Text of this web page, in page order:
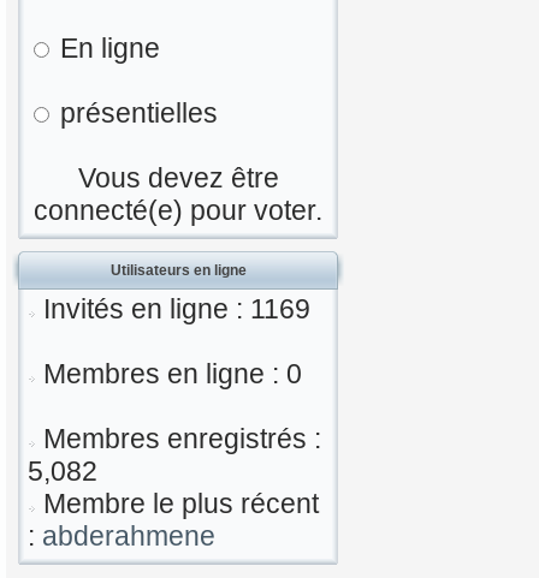
En ligne
présentielles
Vous devez être
connecté(e) pour voter.
Utilisateurs en ligne
Invités en ligne : 1169
Membres en ligne : 0
Membres enregistrés :
5,082
Membre le plus récent
: abderahmene